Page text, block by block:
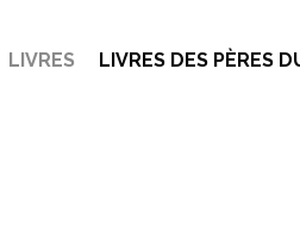
LIVRES LIVRES DES PÈRES